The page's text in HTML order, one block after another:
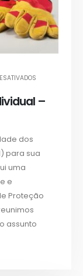
–
dos
para sua
uma
e
Proteção
assunto